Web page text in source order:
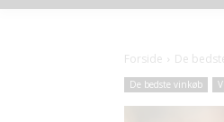
Forside De
De bedste vinkøb